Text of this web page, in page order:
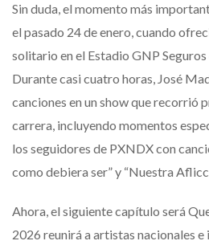
Sin duda, el momento más
el pasado 24 de enero, cuando
solitario en el Estadio GNP
Durante casi cuatro horas, José
canciones en un show que recorrió
carrera, incluyendo momentos
los seguidores de PXNDX con
como debiera ser” y “Nuestra
Ahora, el siguiente capítulo será
2026 reunirá a artistas nacionales